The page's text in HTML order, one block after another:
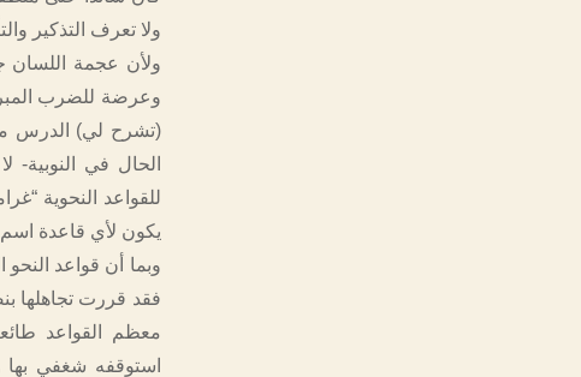
ولا تعرف التذكير
ولأن عجمة اللسان
وعرضة للضرب
(تشرح لي) الدرس
الحال في النوبية-
للقواعد النحوية
يكون لأي قاعدة
وبما أن قواعد
فقد قررت تجاهلها
معظم القواعد
استوقفه شغفي